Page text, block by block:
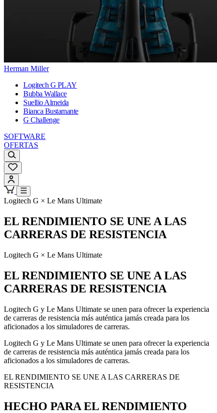
Herman Miller
Logitech G PLAY
Bubba Wallace
Suellio Almeida
Bianca Bustamante
G Challenge
SOFTWARE
OFERTAS
Logitech G × Le Mans Ultimate
EL RENDIMIENTO SE UNE A LAS
CARRERAS DE RESISTENCIA
Logitech G × Le Mans Ultimate
EL RENDIMIENTO SE UNE A LAS
CARRERAS DE RESISTENCIA
Logitech G y Le Mans Ultimate se unen para ofrecer la experiencia
de carreras de resistencia más auténtica jamás creada para los
aficionados a los simuladores de carreras.
Logitech G y Le Mans Ultimate se unen para ofrecer la experiencia
de carreras de resistencia más auténtica jamás creada para los
aficionados a los simuladores de carreras.
EL RENDIMIENTO SE UNE A LAS CARRERAS DE
RESISTENCIA
HECHO PARA EL RENDIMIENTO